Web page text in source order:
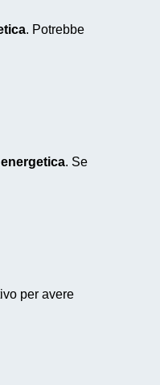
. Potrebbe
. Se
per avere